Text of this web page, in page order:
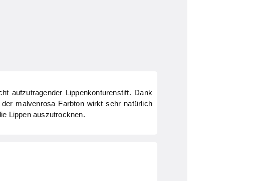
aufzutragender Lippenkonturenstift. Dank
malvenrosa Farbton wirkt sehr natürlich
Lippen auszutrocknen.